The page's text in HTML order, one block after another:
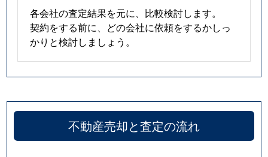
各会社の査定結果を元に、比較検討します。
契約をする前に、どの会社に依頼をするかしっ
かりと検討しましょう。
不動産売却と査定の流れ